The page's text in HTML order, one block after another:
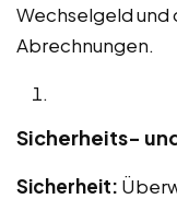
Wechselgeld und
Abrechnungen.
Sicherheits-
Sicherheit: